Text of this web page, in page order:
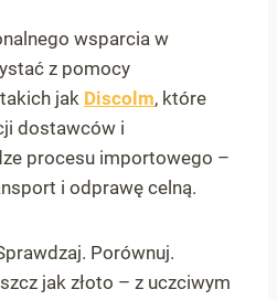
wsparcia w
z pomocy
jak Discolm, które
dostawców i
procesu importowego –
i odprawę celną.
Porównuj.
jak złoto – z uczciwym